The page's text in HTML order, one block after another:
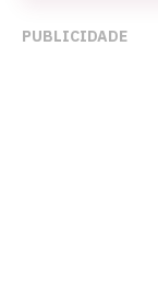
PUBLICIDADE